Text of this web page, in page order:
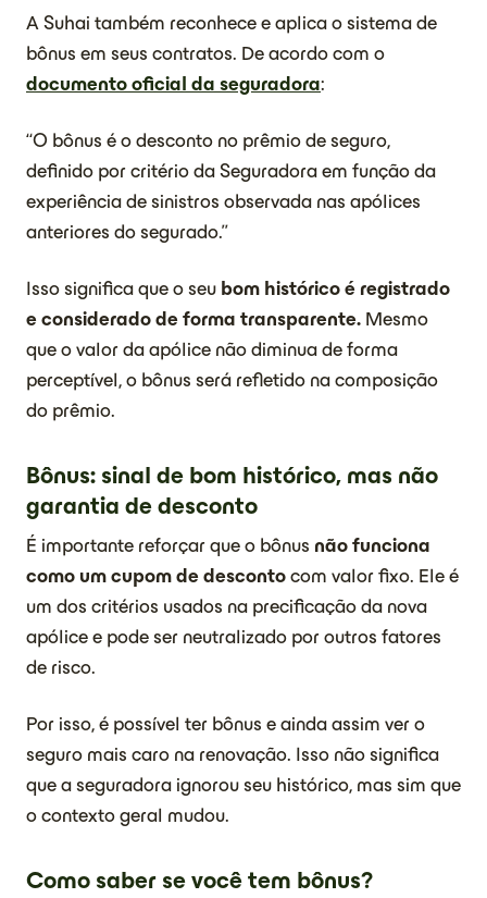
A Suhai também reconhece e aplica o sistema de
bônus em seus contratos. De acordo com o
documento oficial da seguradora:
“O bônus é o desconto no prêmio de seguro,
definido por critério da Seguradora em função da
experiência de sinistros observada nas apólices
anteriores do segurado.”
Isso significa que o seu bom histórico é registrado
e considerado de forma transparente. Mesmo
que o valor da apólice não diminua de forma
perceptível, o bônus será refletido na composição
do prêmio.
Bônus: sinal de bom histórico, mas não
garantia de desconto
É importante reforçar que o bônus não funciona
como um cupom de desconto com valor fixo. Ele é
um dos critérios usados na precificação da nova
apólice e pode ser neutralizado por outros fatores
de risco.
Por isso, é possível ter bônus e ainda assim ver o
seguro mais caro na renovação. Isso não significa
que a seguradora ignorou seu histórico, mas sim que
o contexto geral mudou.
Como saber se você tem bônus?